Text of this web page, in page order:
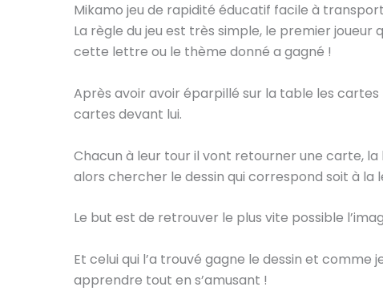
Mikamo jeu de rapidité éducatif facile à
La règle du jeu est très simple, le premier joueur
cette lettre ou le thème donné a gagné !
Après avoir avoir éparpillé sur la table les cartes
cartes devant lui.
Chacun à leur tour il vont retourner une carte,
alors chercher le dessin qui correspond soit à
Le but est de retrouver le plus vite possible
Et celui qui l’a trouvé gagne le dessin et comme
apprendre tout en s’amusant !